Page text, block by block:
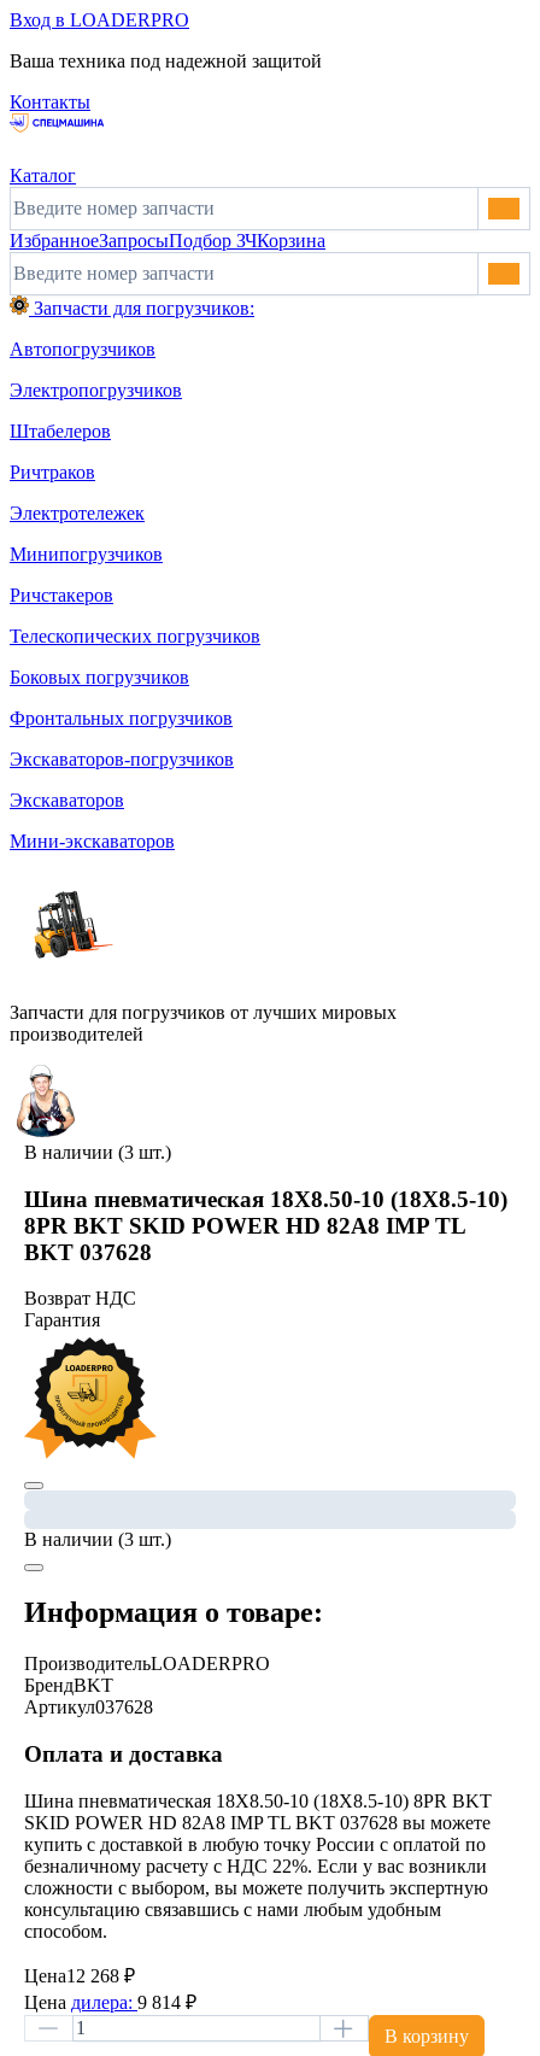
Вход в LOADERPRO
Ваша техника под надежной защитой
Контакты
Каталог
ИзбранноеЗапросыПодбор ЗЧКорзина
Запчасти для погрузчиков:
Автопогрузчиков
Электропогрузчиков
Штабелеров
Ричтраков
Электротележек
Минипогрузчиков
Ричстакеров
Телескопических погрузчиков
Боковых погрузчиков
Фронтальных погрузчиков
Экскаваторов-погрузчиков
Экскаваторов
Мини-экскаваторов
Запчасти для погрузчиков от лучших мировых
производителей
В наличии (3 шт.)
Шина пневматическая 18X8.50-10 (18X8.5-10)
8PR BKT SKID POWER HD 82A8 IMP TL
BKT 037628
Возврат НДС
Гарантия
В наличии (3 шт.)
Информация о товаре:
ПроизводительLOADERPRO
БрендBKT
Артикул037628
Оплата и доставка
Шина пневматическая 18X8.50-10 (18X8.5-10) 8PR BKT
SKID POWER HD 82A8 IMP TL BKT 037628 вы можете
купить с доставкой в любую точку России с оплатой по
безналичному расчету с НДС 22%. Если у вас возникли
сложности с выбором, вы можете получить экспертную
консультацию связавшись с нами любым удобным
способом.
Цена12 268 ₽
Цена дилера: 9 814 ₽
В корзину